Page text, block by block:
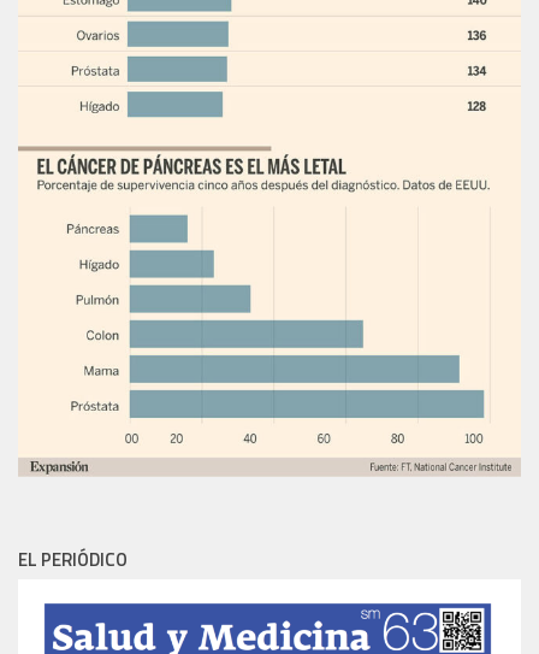
EL PERIÓDICO